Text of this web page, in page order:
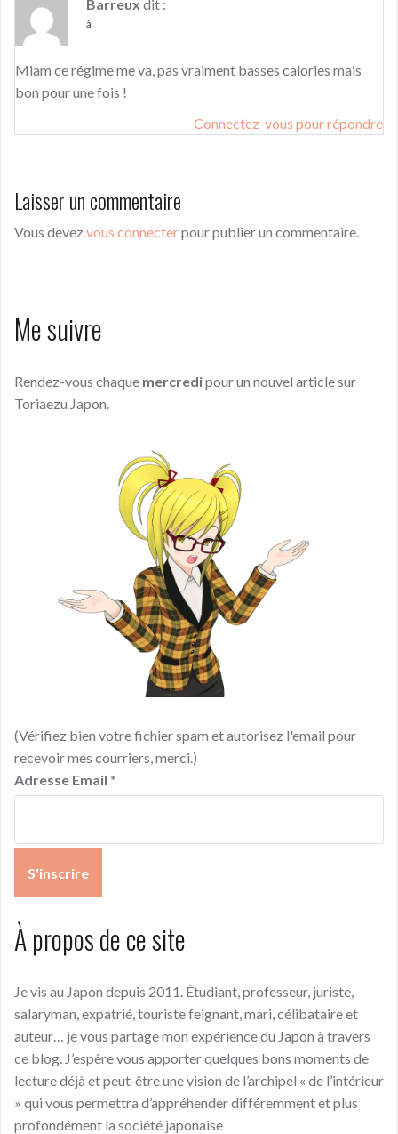
Barreux dit :
à
Miam ce régime me va, pas vraiment basses calories mais
bon pour une fois !
Connectez-vous pour répondre
Laisser un commentaire
Vous devez vous connecterpour publier un commentaire.
Me suivre
Rendez-vous chaque mercredipour un nouvel article sur
Toriaezu Japon.
(Vérifiez bien votre fichier spam et autorisez l'email pour
recevoir mes courriers, merci.)
Adresse Email *
À propos de ce site
Je vis au Japon depuis 2011. Étudiant, professeur, juriste,
salaryman, expatrié, touriste feignant, mari, célibataire et
auteur… je vous partage mon expérience du Japon à travers
ce blog. J’espère vous apporter quelques bons moments de
lecture déjà et peut‑être une vision de l’archipel « de l’intérieur
» qui vous permettra d’appréhender différemment et plus
profondément la société japonaise